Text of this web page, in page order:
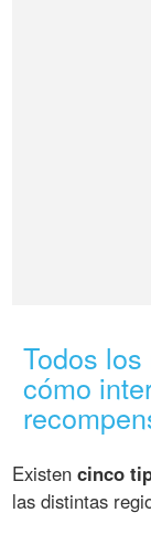
Todos
cómo
Existencinco
las distintas